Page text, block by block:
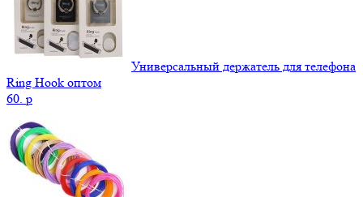
Универсальный держатель для телефона
Ring Hook оптом
60. p